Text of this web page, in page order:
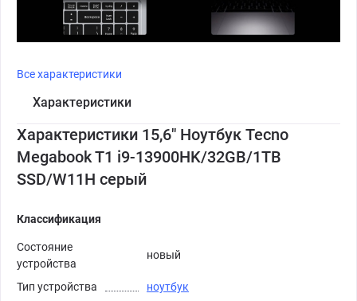
Все характеристики
Характеристики
Характеристики 15,6" Ноутбук Tecno
Megabook T1 i9-13900HK/32GB/1TB
SSD/W11H серый
Классификация
Состояние
устройства
новый
Тип устройства
ноутбук